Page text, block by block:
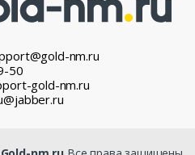
nm.ru
50
gold-nm.ru